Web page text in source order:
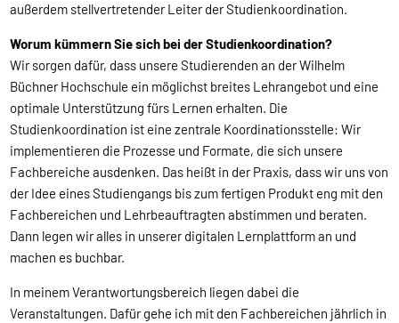
außerdem stellvertretender Leiter der Studienkoordination.
Worum kümmern Sie sich bei der Studienkoordination?
Wir sorgen dafür, dass unsere Studierenden an der Wilhelm
Büchner Hochschule ein möglichst breites Lehrangebot und eine
optimale Unterstützung fürs Lernen erhalten. Die
Studienkoordination ist eine zentrale Koordinationsstelle: Wir
implementieren die Prozesse und Formate, die sich unsere
Fachbereiche ausdenken. Das heißt in der Praxis, dass wir uns von
der Idee eines Studiengangs bis zum fertigen Produkt eng mit den
Fachbereichen und Lehrbeauftragten abstimmen und beraten.
Dann legen wir alles in unserer digitalen Lernplattform an und
machen es buchbar.
In meinem Verantwortungsbereich liegen dabei die
Veranstaltungen. Dafür gehe ich mit den Fachbereichen jährlich in